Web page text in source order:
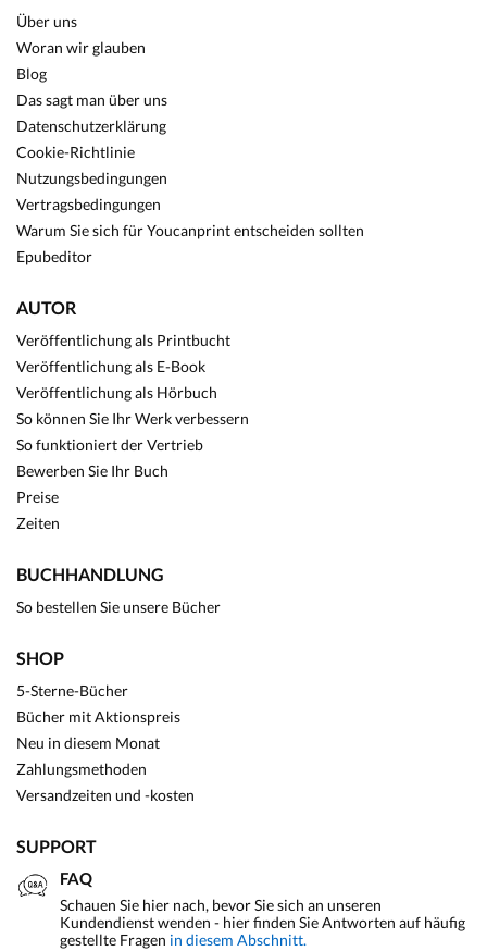
Über uns
Woran wir glauben
Blog
Das sagt man über uns
Datenschutzerklärung
Cookie-Richtlinie
Nutzungsbedingungen
Vertragsbedingungen
Warum Sie sich für Youcanprint entscheiden sollten
Epubeditor
AUTOR
Veröffentlichung als Printbucht
Veröffentlichung als E-Book
Veröffentlichung als Hörbuch
So können Sie Ihr Werk verbessern
So funktioniert der Vertrieb
Bewerben Sie Ihr Buch
Preise
Zeiten
BUCHHANDLUNG
So bestellen Sie unsere Bücher
SHOP
5-Sterne-Bücher
Bücher mit Aktionspreis
Neu in diesem Monat
Zahlungsmethoden
Versandzeiten und -kosten
SUPPORT
FAQ
Schauen Sie hier nach, bevor Sie sich an unseren
Kundendienst wenden - hier finden Sie Antworten auf häufig
gestellte Fragen in diesem Abschnitt.